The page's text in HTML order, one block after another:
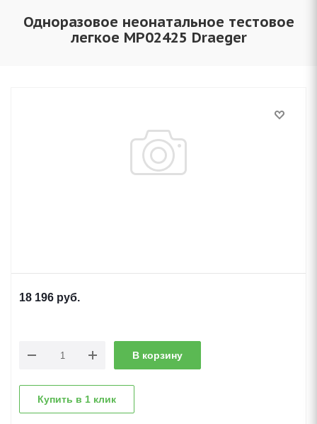
Одноразовое неонатальное тестовое
легкое MP02425 Draeger
18 196 руб.
В корзину
Купить в 1 клик